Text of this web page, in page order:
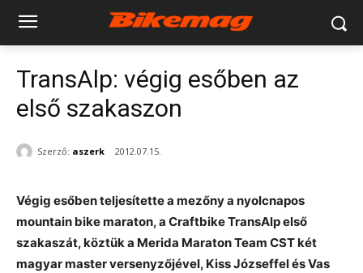
TransAlp: végig esőben az
első szakaszon
Szerző: aszerk 2012.07.15.
Végig esőben teljesítette a mezőny a nyolcnapos
mountain bike maraton, a Craftbike TransAlp első
szakaszát, köztük a Merida Maraton Team CST két
magyar master versenyzőjével, Kiss Józseffel és Vas